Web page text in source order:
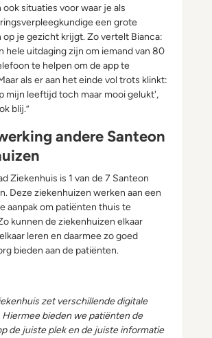
ook situaties voor waar je als
een grote
op je gezicht krijgt. Zo vertelt Bianca:
hele uitdaging zijn om iemand van 80
te helpen om de app te
als er aan het einde vol trots klinkt:
mijn leeftijd toch maar mooi gelukt',
blij.”
andere Santeon
Ziekenhuis is 1 van de 7 Santeon
Deze ziekenhuizen werken aan een
aanpak om patiënten thuis te
kunnen de ziekenhuizen elkaar
leren en daarmee zo goed
bieden aan de patiënten.
zet verschillende digitale
Hiermee bieden we patiënten de
de juiste plek en de juiste informatie